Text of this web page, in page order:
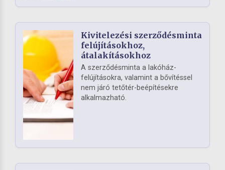
Kivitelezési szerződésminta
felújításokhoz,
átalakításokhoz
A szerződésminta a lakóház-
felújításokra, valamint a bővítéssel
nem járó tetőtér-beépítésekre
alkalmazható.